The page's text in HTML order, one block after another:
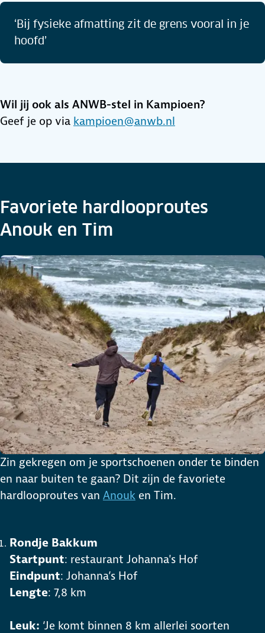
‘Bij fysieke afmatting zit de grens vooral in je
hoofd’
Wil jij ook als ANWB-stel in Kampioen?
Geef je op via kampioen@anwb.nl
Favoriete hardlooproutes
Anouk en Tim
Zin gekregen om je sportschoenen onder te binden
en naar buiten te gaan? Dit zijn de favoriete
hardlooproutes van Anouk en Tim.
Rondje Bakkum
Startpunt: restaurant Johanna's Hof
Eindpunt: Johanna’s Hof
Lengte: 7,8 km
Leuk: ‘Je komt binnen 8 km allerlei soorten